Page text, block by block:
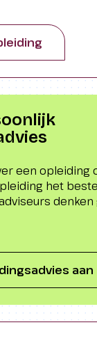
een opleiding
het
aan